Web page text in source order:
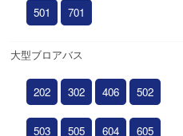
501 701
大型ブロアバス
202 302 406 502
503 505 604 605